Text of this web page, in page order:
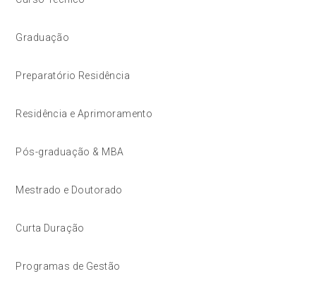
Graduação
Preparatório Residência
Residência e Aprimoramento
Pós-graduação & MBA
Mestrado e Doutorado
Curta Duração
Programas de Gestão